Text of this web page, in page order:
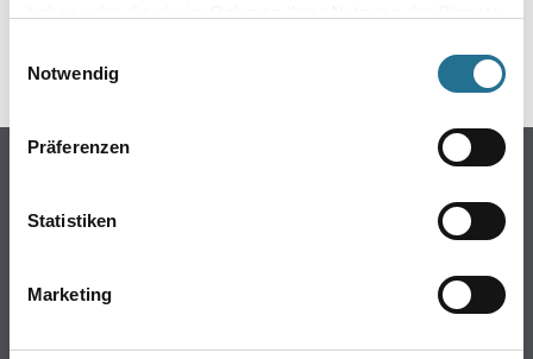
Notwendig
Präferenzen
Statistiken
Marketing
SPEZIFIKATIONEN
Farbe
Putze- und Spachtelmassen